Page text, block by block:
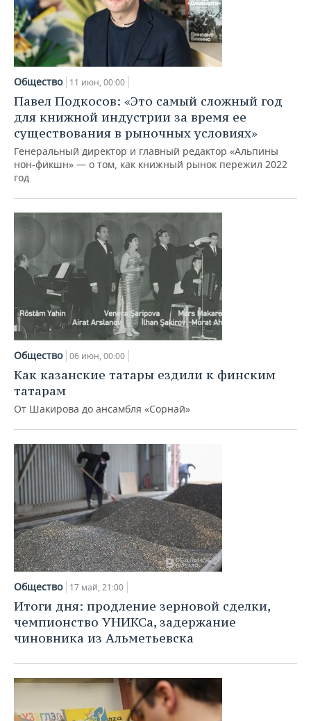
Общество 11 июн, 00:00
Павел Подкосов: «Это самый сложный год
для книжной индустрии за время ее
существования в рыночных условиях»
Генеральный директор и главный редактор «Альпины
нон-фикшн» — о том, как книжный рынок пережил 2022
год
Общество 06 июн, 00:00
Как казанские татары ездили к финским
татарам
От Шакирова до ансамбля «Сорнай»
Общество 17 май, 21:00
Итоги дня: продление зерновой сделки,
чемпионство УНИКСа, задержание
чиновника из Альметьевска